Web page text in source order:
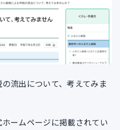
流出について、考えてみま
ームページに掲載されてい